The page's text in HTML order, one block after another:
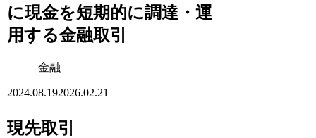
に現金を短期的に調達・運
用する金融取引
金融
2024.08.192026.02.21
現先取引